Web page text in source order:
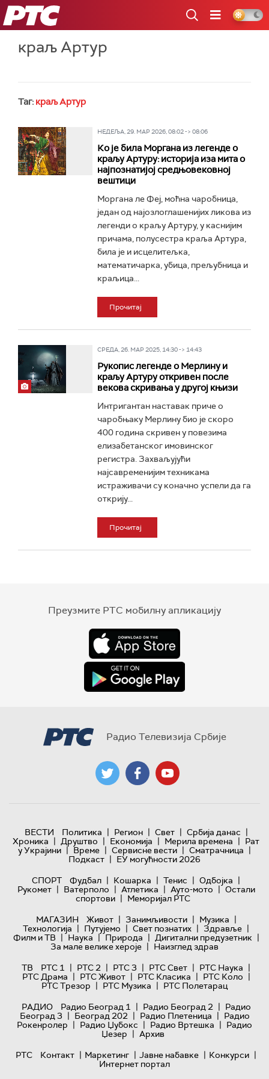
РТС
краљ Артур
Таг: краљ Артур
НЕДЕЉА, 29. МАР 2026, 08:02 -> 08:06
Ко је била Моргана из легенде о
краљу Артуру: историја иза мита о
најпознатијој средњовековној
вештици
Моргана ле Феј, моћна чаробница,
један од најозлоглашенијих ликова из
легенди о краљу Артуру, у каснијим
причама, полусестра краља Артура,
била је и исцелитељка,
математичарка, убица, прељубница и
краљица...
Прочитај
СРЕДА, 26. МАР 2025, 14:30 -> 14:43
Рукопис легенде о Мерлину и
краљу Артуру откривен после
векова скривања у другој књизи
Интригантан наставак приче о
чаробњаку Мерлину био је скоро
400 година скривен у повезима
елизабетанског имовинског
регистра. Захваљујући
најсавременијим техникама
истраживачи су коначно успели да га
открију...
Прочитај
Преузмите РТС мобилну апликацију
Радио Телевизија Србије
ВЕСТИ Политика | Регион | Свет | Србија данас |
Хроника | Друштво | Економија | Мерила времена | Рат
у Украјини | Време | Сервисне вести | Сматрачница |
Подкаст | ЕУ могућности 2026
СПОРТ
Фудбал | Кошарка | Тенис | Одбојка |
Рукомет | Ватерполо | Атлетика | Ауто-мото | Остали
спортови | Меморијал РТС
МАГАЗИН
Живот | Занимљивости | Музика |
Технологијa | Путујемо | Свет познатих | Здравље |
Филм и ТВ | Наука | Природа | Дигитални предузетник |
За мале велике хероје | Наизглед здрав
ТВ
РТС 1 | РТС 2 | РТС 3 | РТС Свет | РТС Наука |
РТС Драма | РТС Живот | РТС Класика | РТС Коло |
РТС Трезор | РТС Музика | РТС Полетарац
РАДИО
Радио Београд 1 | Радио Београд 2 | Радио
Београд 3 | Београд 202 | Радио Плетеница | Радио
Рокенролер | Радио Џубокс | Радио Вртешка | Радио
Џезер | Архив
РТС
Контакт | Маркетинг | Јавне набавке | Конкурси |
Интернет портал